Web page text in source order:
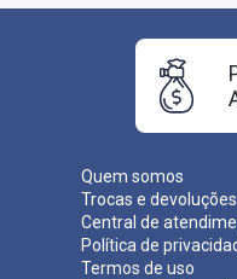
Quem somos
Trocas e devoluções
Central de
Política de
Termos de uso